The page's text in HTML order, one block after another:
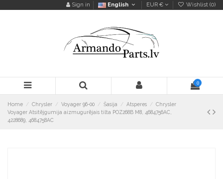
Sign in English EUR € Wishlist (0)
0
Home Chrysler Voyager 96-00 Šasija Atsperes
Chrysler
Voyager Atsitējgumija aizmugurējais tilta POZ268B M8, 4684756AC,
4228689, 4684758AC